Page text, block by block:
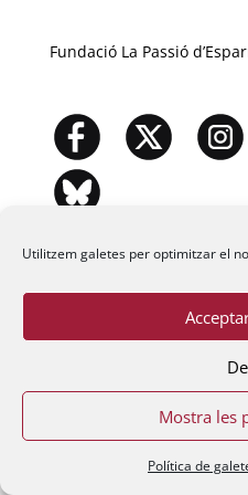
Utilitzem galetes per optimitzar el
Mostra les
Política de
Fundació La Passió